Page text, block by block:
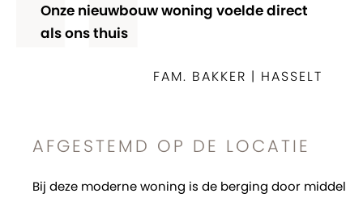
Onze nieuwbouw woning voelde direct
als ons thuis
FAM. BAKKER | HASSELT
AFGESTEMD OP DE LOCATIE
Bij deze moderne woning is de berging door middel